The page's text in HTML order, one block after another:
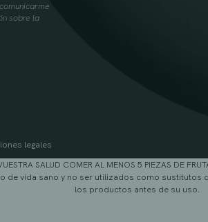
sobre la
legales
SALUD COMER AL MENOS 5 PIEZAS DE
vida sano y no ser utilizados como
los productos antes de su uso.